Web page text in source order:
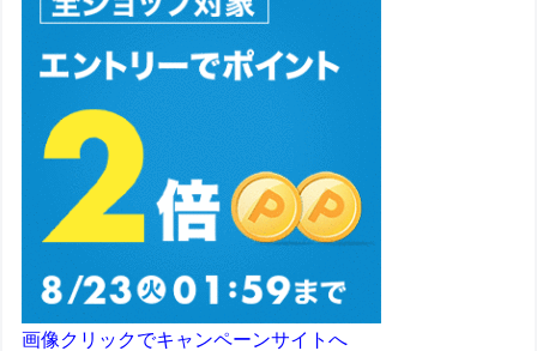
画像クリックでキャンペーンサイトへ